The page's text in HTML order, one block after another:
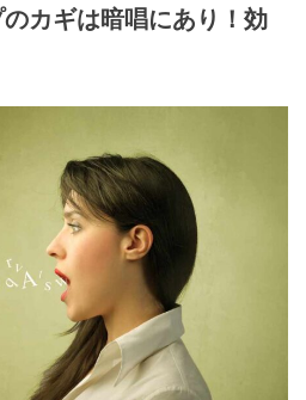
カギは暗唱にあり！効